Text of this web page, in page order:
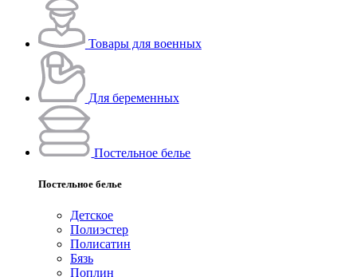
Товары для военных
Для беременных
Постельное белье
Постельное белье
Детское
Полиэстeр
Полисатин
Бязь
Поплин